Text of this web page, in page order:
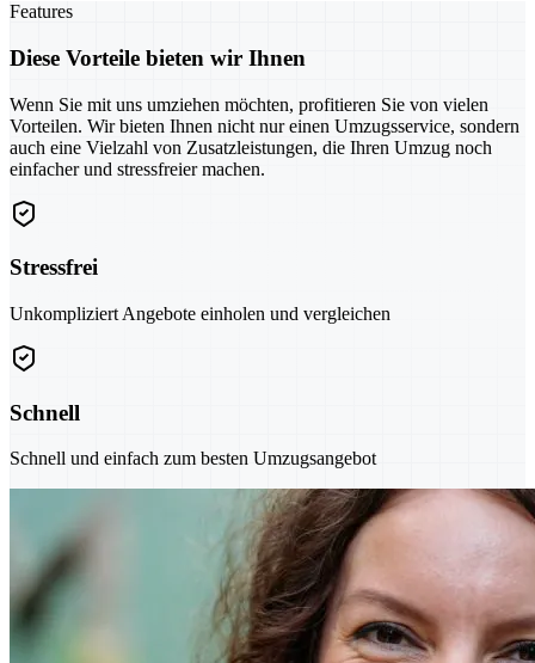
Features
Diese Vorteile bieten wir Ihnen
Wenn Sie mit uns umziehen möchten, profitieren Sie von vielen
Vorteilen. Wir bieten Ihnen nicht nur einen Umzugsservice, sondern
auch eine Vielzahl von Zusatzleistungen, die Ihren Umzug noch
einfacher und stressfreier machen.
Stressfrei
Unkompliziert Angebote einholen und vergleichen
Schnell
Schnell und einfach zum besten Umzugsangebot